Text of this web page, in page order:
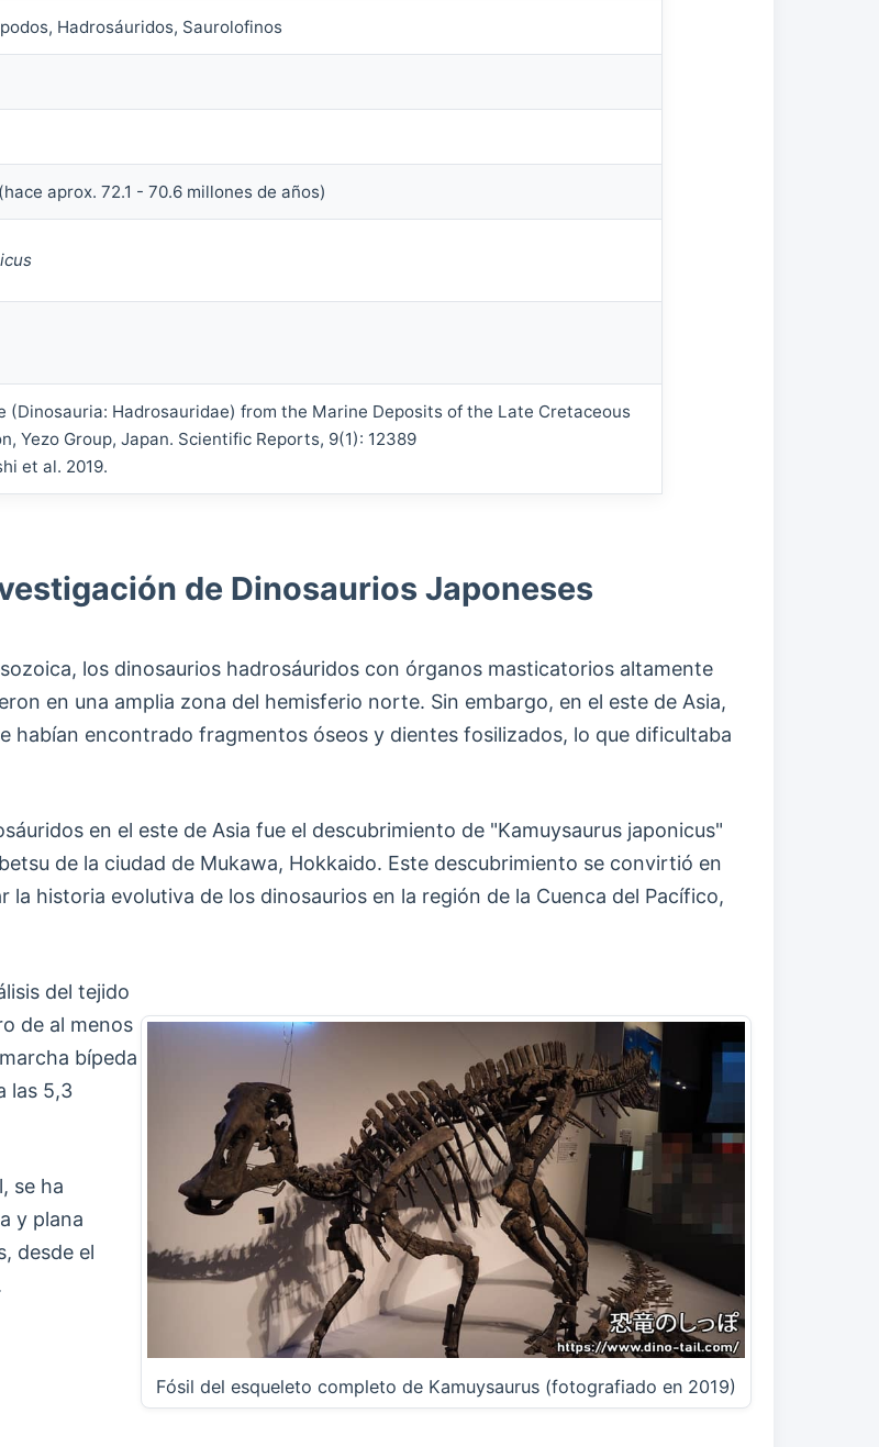
Hadrosáuridos, Saurolofinos
aprox. 72.1 - 70.6 millones de años)
(Dinosauria: Hadrosauridae) from the Marine Deposits of the Late Cretaceous
Yezo Group, Japan. Scientific Reports, 9(1): 12389
et al. 2019.
de Dinosaurios Japoneses
los dinosaurios hadrosáuridos con órganos masticatorios altamente
en una amplia zona del hemisferio norte. Sin embargo, en el este de Asia,
habían encontrado fragmentos óseos y dientes fosilizados, lo que dificultaba
en el este de Asia fue el descubrimiento de "Kamuysaurus japonicus"
de la ciudad de Mukawa, Hokkaido. Este descubrimiento se convirtió en
historia evolutiva de los dinosaurios en la región de la Cuenca del Pacífico,
Fósil del esqueleto completo de Kamuysaurus (fotografiado en 2019)
del tejido
de al menos
bípeda
las 5,3
se ha
y plana
desde el